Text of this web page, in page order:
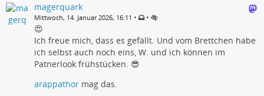
magerquark
Mittwoch, 14. Januar 2026, 16:11 • •
😍
Ich freue mich, dass es gefällt. Und vom Brettchen habe
ich selbst auch noch eins, W. und ich können im
Patnerlook frühstücken. 😎
arappathor mag das.